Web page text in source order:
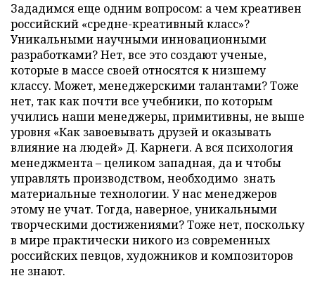
Зададимся еще одним вопросом: а чем креативен
российский «средне-креативный класс»?
Уникальными научными инновационными
разработками? Нет, все это создают ученые,
которые в массе своей относятся к низшему
классу. Может, менеджерскими талантами? Тоже
нет, так как почти все учебники, по которым
учились наши менеджеры, примитивны, не выше
уровня «Как завоевывать друзей и оказывать
влияние на людей» Д. Карнеги. А вся психология
менеджмента – целиком западная, да и чтобы
управлять производством, необходимо знать
материальные технологии. У нас менеджеров
этому не учат. Тогда, наверное, уникальными
творческими достижениями? Тоже нет, поскольку
в мире практически никого из современных
российских певцов, художников и композиторов
не знают.